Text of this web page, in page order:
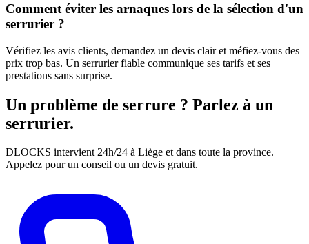
Comment éviter les arnaques lors de la sélection d'un
serrurier ?
Vérifiez les avis clients, demandez un devis clair et méfiez-vous des
prix trop bas. Un serrurier fiable communique ses tarifs et ses
prestations sans surprise.
Un problème de serrure ? Parlez à un
serrurier.
DLOCKS intervient 24h/24 à Liège et dans toute la province.
Appelez pour un conseil ou un devis gratuit.